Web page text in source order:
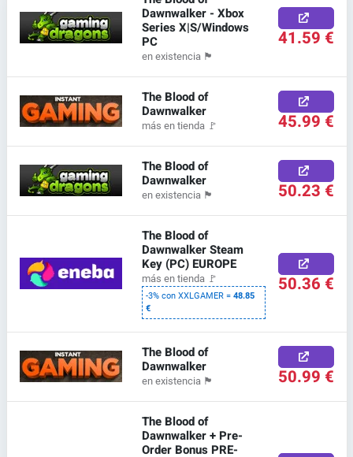
Dawnwalker - Xbox
Series X|S/Windows
PC
en existencia 🏴
41.59 €
The Blood of
Dawnwalker
más en tienda 🚩 45.99 €
The Blood of
Dawnwalker
en existencia 🏴 50.23 €
The Blood of
Dawnwalker Steam
Key (PC) EUROPE
más en tienda 🚩
-3% con XXLGAMER =48.85
€
50.36 €
The Blood of
Dawnwalker
en existencia 🏴 50.99 €
The Blood of
Dawnwalker + Pre-
Order Bonus PRE-